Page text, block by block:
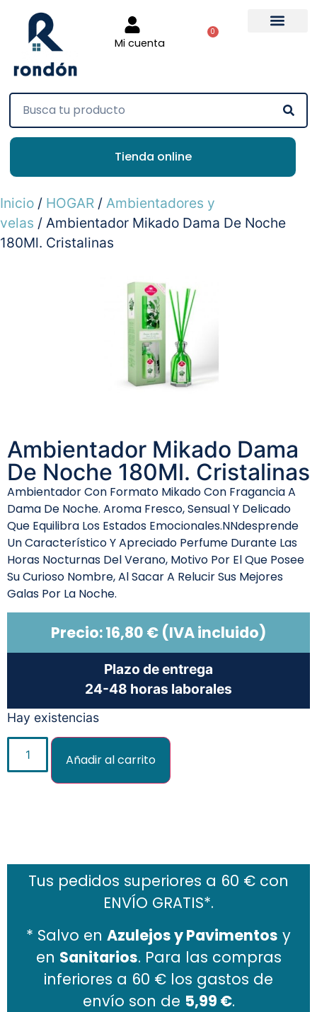
Mi cuenta
0
Tienda online
Inicio / HOGAR / Ambientadores y
velas / Ambientador Mikado Dama De Noche
180Ml. Cristalinas
Ambientador Mikado Dama
De Noche 180Ml. Cristalinas
Ambientador Con Formato Mikado Con Fragancia A
Dama De Noche. Aroma Fresco, Sensual Y Delicado
Que Equilibra Los Estados Emocionales.NNdesprende
Un Característico Y Apreciado Perfume Durante Las
Horas Nocturnas Del Verano, Motivo Por El Que Posee
Su Curioso Nombre, Al Sacar A Relucir Sus Mejores
Galas Por La Noche.
Precio:16,80 € (IVA incluido)
Plazo de entrega
24-48 horas laborales
Hay existencias
Añadir al carrito
Tus pedidos superiores a 60 € con
ENVÍO GRATIS*.
* Salvo en Azulejos y Pavimentos y
en Sanitarios. Para las compras
inferiores a 60 € los gastos de
envío son de 5,99 €.